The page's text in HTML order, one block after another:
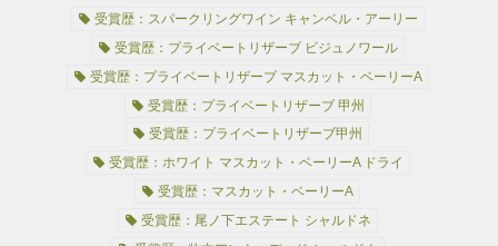
受賞歴：スパークリングワイン キャンベル・アーリー
受賞歴：プライベートリザーブ ビジュノワール
受賞歴：プライベートリザーブ マスカット・ベーリーA
受賞歴：プライベートリザーブ 甲州
受賞歴：プライベートリザーブ甲州
受賞歴：ホワイト マスカット・ベーリーA ドライ
受賞歴：マスカット・ベーリーA
受賞歴：尾ノ下エステート シャルドネ